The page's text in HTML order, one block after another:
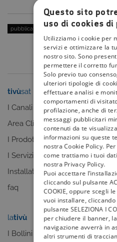
pubblicato il:19 Luglio 2023 | categoria:
tivùsat
I Canali
Area Clienti
I Prodotti
I Servizi
Installatori
faq
I
lativù
I Bollini
Questo sito
uso di cookies
Utilizziamo i cookie per
servizi e ottimizzare la
nostro sito. Sono
permettere il corretto
Solo previo tuo
ulteriori tipologie di
effettuare analisi e
comportamenti di
profilazione, anche di
messaggi pubblicitari
contenuti da te
informazioni su queste
nostra Cookie Policy.
come trattiamo i tuoi
nostra Privacy Policy.
Puoi accettare
cliccando sul pulsante
COOKIE, oppure scegli
vuoi installare, cliccando
pulsante SELEZIONA I
per chiudere il banner,
navigazione avverrà in
altri strumenti di